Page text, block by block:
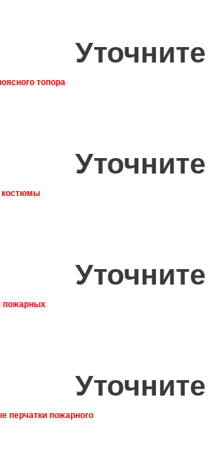
топора
костюмы
пожарных
перчатки пожарного